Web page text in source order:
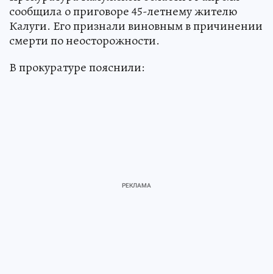
сообщила о приговоре 45-летнему жителю
Калуги. Его признали виновным в причинении
смерти по неосторожности.
В прокуратуре пояснили: